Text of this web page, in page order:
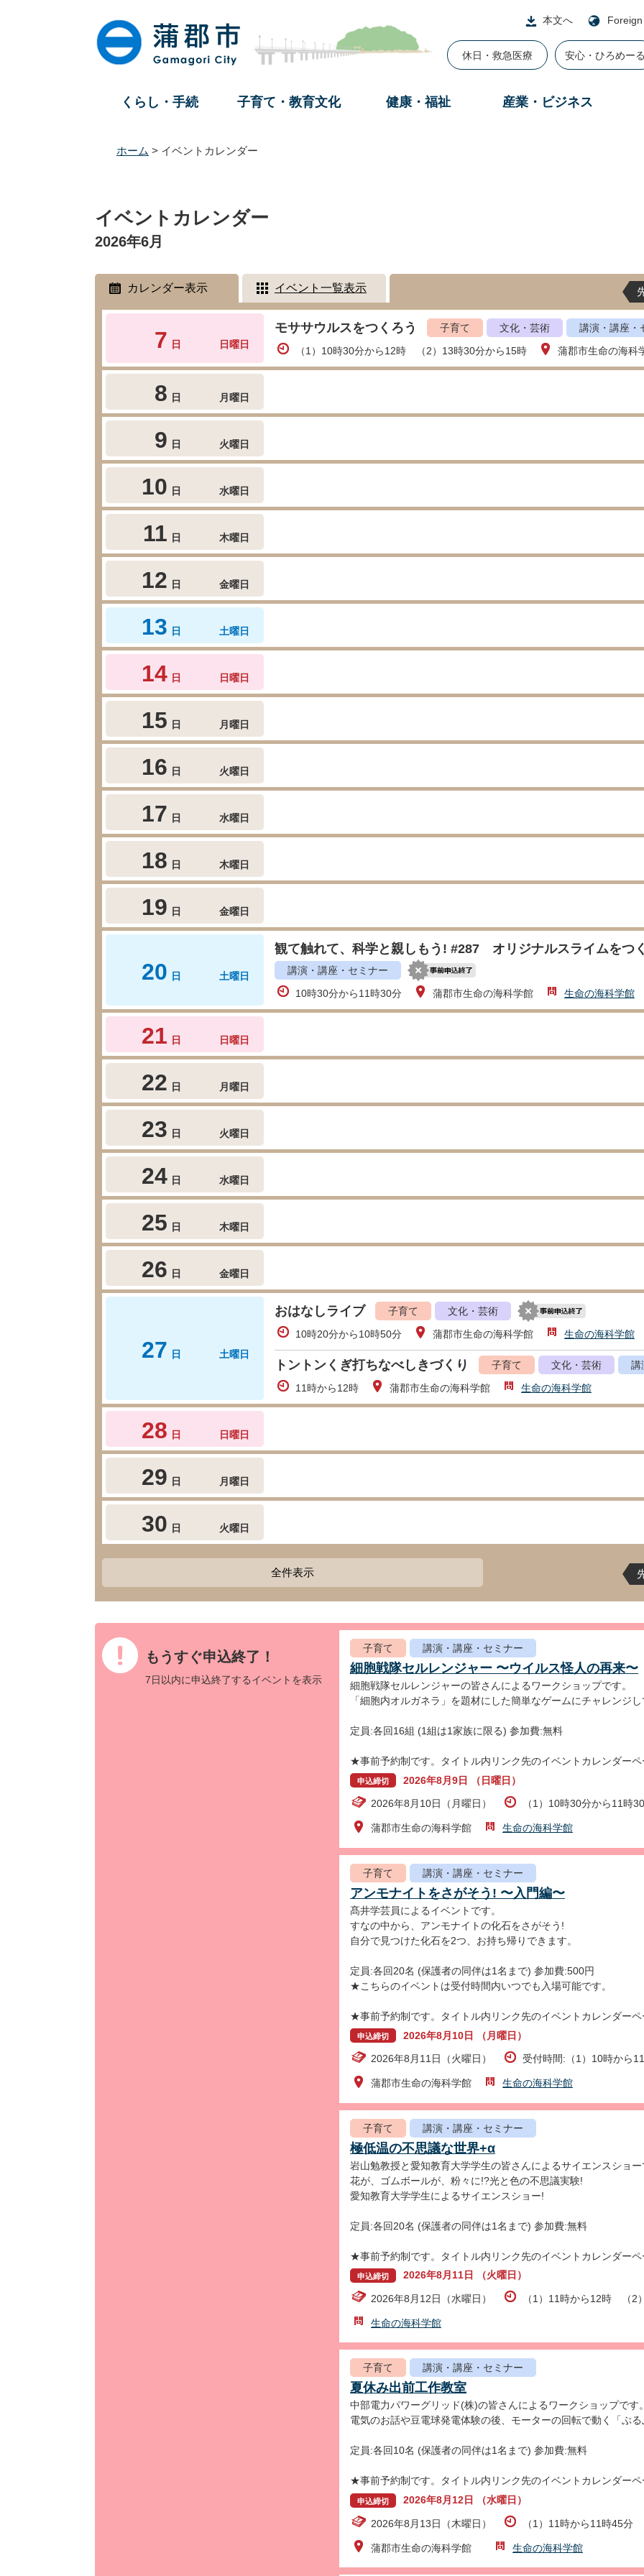
本文へ
休日・救急医療 安心・ひろめーる
くらし・手続 子育て・教育文化 健康・福祉 産業・ビジネス
ホーム > イベントカレンダー
文
イベントカレンダー
2026年6月
カレンダー表示 イベント一覧表示
7 日 日曜日
モササウルスをつくろう 子育て 文化・芸術
講演・講座・
（1）10時30分から12時 （2）13時30分から15時
蒲郡市生命の海科
8 日 月曜日
9 日 火曜日
10 日 水曜日
11 日 木曜日
12 日 金曜日
13 日 土曜日
14 日 日曜日
15 日 月曜日
16 日 火曜日
17 日 水曜日
18 日 木曜日
19 日 金曜日
20 日 土曜日
観て触れて、科学と親しもう! #287 オリジナルスライムをつ
講演・講座・セミナー
10時30分から11時30分
蒲郡市生命の海科学館 生命の海科学館
21 日 日曜日
22 日 月曜日
23 日 火曜日
24 日 水曜日
25 日 木曜日
26 日 金曜日
27 日 土曜日
おはなしライブ 子育て
文化・芸術
10時20分から10時50分
蒲郡市生命の海科学館 生命の海科学館
トントンくぎ打ちなべしきづくり 子育て 文化・芸術
講
11時から12時
蒲郡市生命の海科学館 生命の海科学館
28 日 日曜日
29 日 月曜日
30 日 火曜日
全件表示
もうすぐ申込終了！
7日以内に申込終了するイベントを表示
子育て 講演・講座・セミナー
細胞戦隊セルレンジャー 〜ウイルス怪人の再来〜
細胞戦隊セルレンジャーの皆さんによるワークショップです。
「細胞内オルガネラ」を題材にした簡単なゲームにチャレンジ
定員:各回16組 (1組は1家族に限る) 参加費:無料
★事前予約制です。タイトル内リンク先のイベントカレンダーペ
申込締切 2026年8月9日 （日曜日）
2026年8月10日（月曜日） （1）10時30分から11
蒲郡市生命の海科学館 生命の海科学館
子育て 講演・講座・セミナー
アンモナイトをさがそう! 〜入門編〜
髙井学芸員によるイベントです。
すなの中から、アンモナイトの化石をさがそう!
自分で見つけた化石を2つ、お持ち帰りできます。
定員:各回20名 (保護者の同伴は1名まで) 参加費:500円
★こちらのイベントは受付時間内いつでも入場可能です。
★事前予約制です。タイトル内リンク先のイベントカレンダーペ
申込締切 2026年8月10日 （月曜日）
2026年8月11日（火曜日） 受付時間:（1）10時から
蒲郡市生命の海科学館 生命の海科学館
子育て 講演・講座・セミナー
極低温の不思議な世界+α
岩山勉教授と愛知教育大学学生の皆さんによるサイエンスショー
花が、ゴムボールが、粉々に!?光と色の不思議実験!
愛知教育大学学生によるサイエンスショー!
定員:各回20名 (保護者の同伴は1名まで) 参加費:無料
★事前予約制です。タイトル内リンク先のイベントカレンダーペ
申込締切 2026年8月11日 （火曜日）
2026年8月12日（水曜日） （1）11時から12時 （2
生命の海科学館
子育て 講演・講座・セミナー
夏休み出前工作教室
中部電力パワーグリッド(株)の皆さんによるワークショップです。
電気のお話や豆電球発電体験の後、モーターの回転で動く「ぶる
定員:各回10名 (保護者の同伴は1名まで) 参加費:無料
★事前予約制です。タイトル内リンク先のイベントカレンダーペ
申込締切 2026年8月12日 （水曜日）
2026年8月13日（木曜日） （1）11時から11時45
蒲郡市生命の海科学館 生命の海科学館